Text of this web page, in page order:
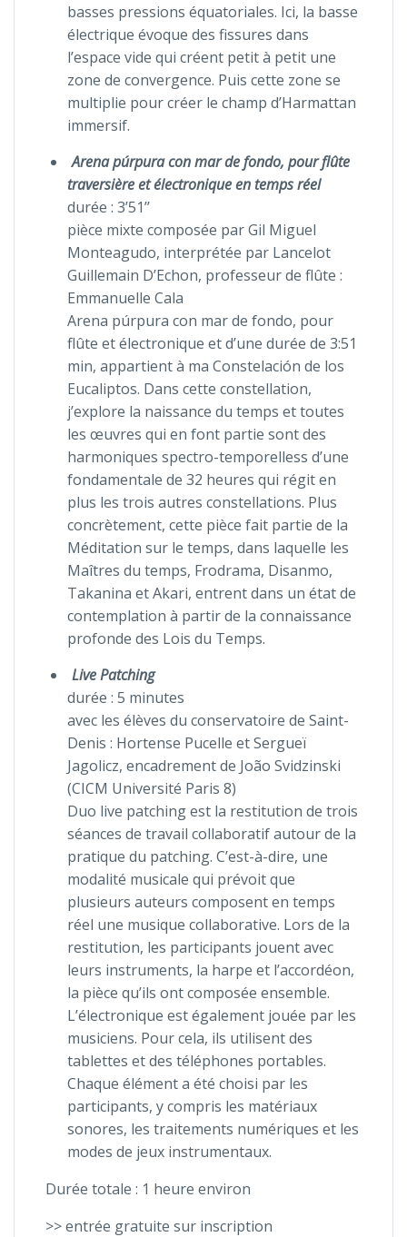
basses pressions équatoriales. Ici, la basse
électrique évoque des fissures dans
l’espace vide qui créent petit à petit une
zone de convergence. Puis cette zone se
multiplie pour créer le champ d’Harmattan
immersif.
Arena púrpura con mar de fondo, pour flûte
traversière et électronique en temps réel
durée : 3’51’’
pièce mixte composée par Gil Miguel
Monteagudo, interprétée par Lancelot
Guillemain D’Echon, professeur de flûte :
Emmanuelle Cala
Arena púrpura con mar de fondo, pour
flûte et électronique et d’une durée de 3:51
min, appartient à ma Constelación de los
Eucaliptos. Dans cette constellation,
j’explore la naissance du temps et toutes
les œuvres qui en font partie sont des
harmoniques spectro-temporelless d’une
fondamentale de 32 heures qui régit en
plus les trois autres constellations. Plus
concrètement, cette pièce fait partie de la
Méditation sur le temps, dans laquelle les
Maîtres du temps, Frodrama, Disanmo,
Takanina et Akari, entrent dans un état de
contemplation à partir de la connaissance
profonde des Lois du Temps.
Live Patching
durée : 5 minutes
avec les élèves du conservatoire de Saint-
Denis : Hortense Pucelle et Sergueï
Jagolicz, encadrement de João Svidzinski
(CICM Université Paris 8)
Duo live patching est la restitution de trois
séances de travail collaboratif autour de la
pratique du patching. C’est-à-dire, une
modalité musicale qui prévoit que
plusieurs auteurs composent en temps
réel une musique collaborative. Lors de la
restitution, les participants jouent avec
leurs instruments, la harpe et l’accordéon,
la pièce qu’ils ont composée ensemble.
L’électronique est également jouée par les
musiciens. Pour cela, ils utilisent des
tablettes et des téléphones portables.
Chaque élément a été choisi par les
participants, y compris les matériaux
sonores, les traitements numériques et les
modes de jeux instrumentaux.
Durée totale : 1 heure environ
>> entrée gratuite sur inscription